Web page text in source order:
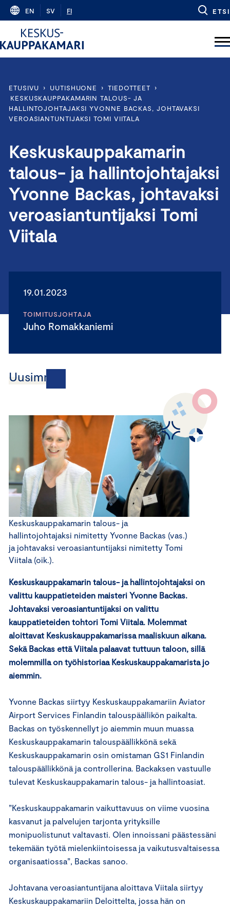
Skip
content
EN SV FI ETSI
ETUSIVU › UUTISHUONE › TIEDOTTEET
›
KESKUSKAUPPAKAMARIN TALOUS- JA
HALLINTOJOHTAJAKSI YVONNE BACKAS, JOHTAVAKSI
VEROASIANTUNTIJAKSI TOMI VIITALA
Keskuskauppakamarin
talous- ja hallintojohtajaksi
Yvonne Backas, johtavaksi
veroasiantuntijaksi Tomi
Viitala
19.01.2023
TOIMITUSJOHTAJA
Juho Romakkaniemi
Uusimmat
Keskuskauppakamarin talous- ja
hallintojohtajaksi nimitetty Yvonne Backas (vas.)
ja johtavaksi veroasiantuntijaksi nimitetty Tomi
Viitala (oik.).
Keskuskauppakamarin talous- ja hallintojohtajaksi on
valittu kauppatieteiden maisteri Yvonne Backas.
Johtavaksi veroasiantuntijaksi on valittu
kauppatieteiden tohtori Tomi Viitala. Molemmat
aloittavat Keskuskauppakamarissa maaliskuun aikana.
Sekä Backas että Viitala palaavat tuttuun taloon, sillä
molemmilla on työhistoriaa Keskuskauppakamarista jo
aiemmin.
Yvonne Backas siirtyy Keskuskauppakamariin Aviator
Airport Services Finlandin talouspäällikön paikalta.
Backas on työskennellyt jo aiemmin muun muassa
Keskuskauppakamarin talouspäällikkönä sekä
Keskuskauppakamarin osin omistaman GS1 Finlandin
talouspäällikkönä ja controllerina. Backaksen vastuulle
tulevat Keskuskauppakamarin talous- ja hallintoasiat.
”Keskuskauppakamarin vaikuttavuus on viime vuosina
kasvanut ja palvelujen tarjonta yrityksille
monipuolistunut valtavasti. Olen innoissani päästessäni
tekemään työtä mielenkiintoisessa ja vaikutusvaltaisessa
organisaatiossa”, Backas sanoo.
Johtavana veroasiantuntijana aloittava Viitala siirtyy
Keskuskauppakamariin Deloittelta, jossa hän on